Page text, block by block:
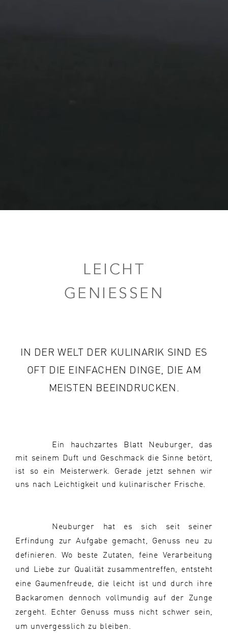
LEICHT
GENIESSEN
IN DER WELT DER KULINARIK SIND ES
OFT DIE EINFACHEN DINGE, DIE AM
MEISTEN BEEINDRUCKEN.
Ein hauchzartes Blatt Neuburger, das
mit seinem Duft und Geschmack die Sinne betört,
ist so ein Meisterwerk. Gerade jetzt sehnen wir
uns nach Leichtigkeit und kulinarischer Frische.
Neuburger hat es sich seit seiner
Erfindung zur Aufgabe gemacht, Genuss neu zu
definieren. Wo beste Zutaten, feine Verarbeitung
und Liebe zur Qualität zusammentreffen, entsteht
eine Gaumenfreude, die leicht ist und durch ihre
Backaromen dennoch vollmundig auf der Zunge
zergeht. Echter Genuss muss nicht schwer sein,
um unvergesslich zu bleiben.